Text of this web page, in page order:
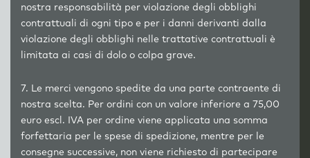
nostra responsabilità per violazione degli obblighi
contrattuali di ogni tipo e per i danni derivanti dalla
violazione degli obblighi nelle trattative contrattuali è
limitata ai casi di dolo o colpa grave.
7. Le merci vengono spedite da una parte contraente di
nostra scelta. Per ordini con un valore inferiore a 75,00
euro escl. IVA per ordine viene applicata una somma
forfettaria per le spese di spedizione, mentre per le
consegne successive, non viene richiesto di partecipare